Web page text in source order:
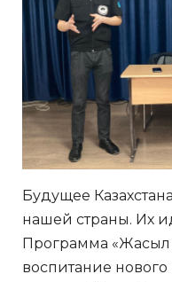
Будущее
нашей страны. Их
Программа «Жасыл
воспитание